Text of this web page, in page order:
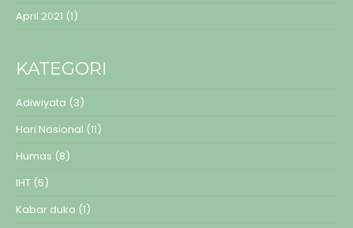
April 2021 (1)
KATEGORI
Adiwiyata (3)
Hari Nasional (11)
Humas (8)
IHT (5)
Kabar duka (1)